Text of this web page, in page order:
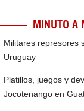
MINUTO A
Militares represores
Uruguay
Platillos, juegos y
Jocotenango en